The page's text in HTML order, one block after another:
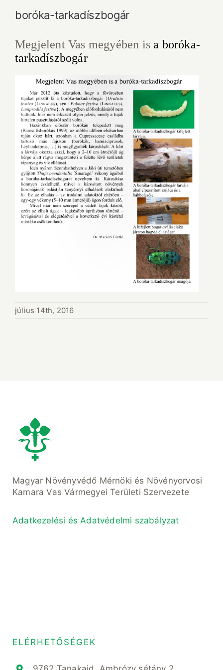
boróka-tarkadíszbogár
Megjelent Vas megyében is a boróka-
tarkadíszbogár
július 14th, 2016
Magyar Növényvédő Mérnöki és Növényorvosi
Kamara Vas Vármegyei Területi Szervezete
Adatkezelési és Adatvédelmi szabályzat
ELÉRHETŐSÉGEK